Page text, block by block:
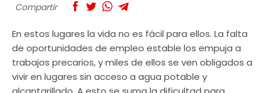
Compartir
En estos lugares la vida no es fácil para ellos. La falta
de oportunidades de empleo estable los empuja a
trabajos precarios, y miles de ellos se ven obligados a
vivir en lugares sin acceso a agua potable y